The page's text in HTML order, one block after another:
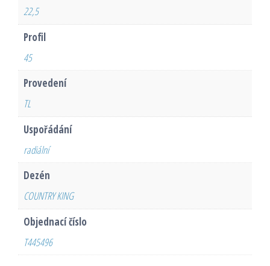
22,5
Profil
45
Provedení
TL
Uspořádání
radiální
Dezén
COUNTRY KING
Objednací číslo
T445496